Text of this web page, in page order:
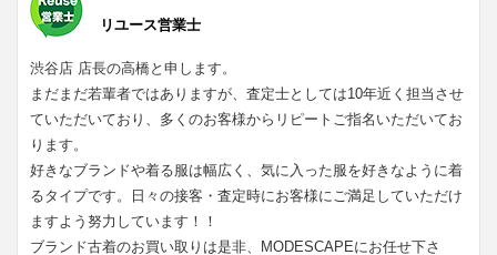
リユース営業士
渋谷店 店長の高橋と申します。
まだまだ若輩者ではありますが、査定士としては10年近く担当させ
ていただいており、多くのお客様からリピートご指名いただいてお
ります。
好きなブランドや着る服は幅広く、気に入った服を好きなように着
るタイプです。日々の接客・査定時にお客様にご満足していただけ
ますよう努力しています！！
ブランド古着のお買い取りは是非、MODESCAPEにお任せ下さ